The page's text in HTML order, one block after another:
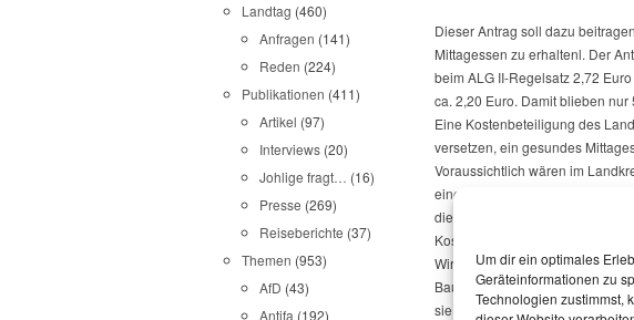
Um dir ein optimales
Geräteinformationen zu
Technologien zustimmst,
Landtag (460)
Anfragen (141)
Reden (224)
Publikationen (411)
Artikel (97)
Interviews (20)
Johlige fragt… (16)
Presse (269)
Reiseberichte (37)
Themen (953)
AfD (43)
Antifa (192)
Dieser Antrag soll dazu
Mittagessen zu erhaltenl. Der
beim ALG II-Regelsatz 2,72
ca. 2,20 Euro. Damit blieben
Eine Kostenbeteiligung des
versetzen, ein gesundes
Voraussichtlich wären im
einen Zuschuss zum
die davon Gebrauch machen
Kosten in Höhe von bis zu
Wir werden sehen, wie die
Bauern+ mit diesem Antrag
sie sicher wieder eine “gute